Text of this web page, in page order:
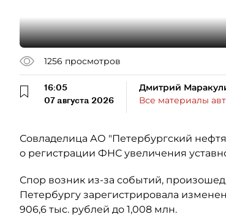
1256 просмотров
16:05
07 августа 2026
Дмитрий
Все материалы
Совладелица АО "Петербургский
о регистрации ФНС увеличения
Спор возник из-за событий,
Петербургу зарегистрировала
906,6 тыс. рублей до 1,008 млн.